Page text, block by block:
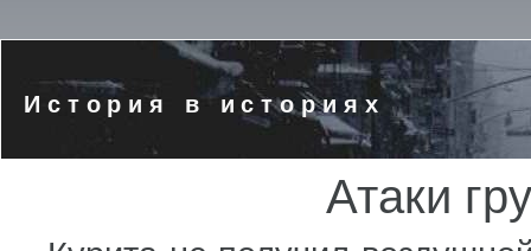
История в историях
Атаки